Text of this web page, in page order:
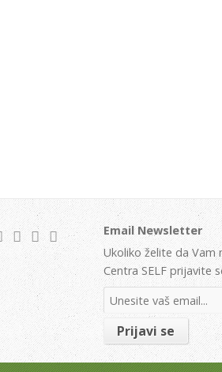
Email Newsletter
Ukoliko želite da Vam
Centra SELF prijavite